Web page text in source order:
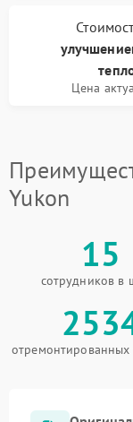
Цена
Yukon
15
сотрудников в
отремонтированных